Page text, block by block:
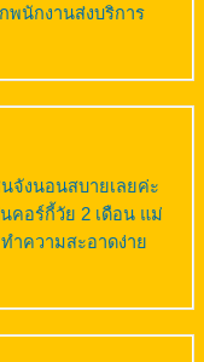
พนักงานส่งบริการ
จังนอนสบายเลยค่ะ
คอร์กี้วัย 2 เดือน แม่
ำความสะอาดง่าย